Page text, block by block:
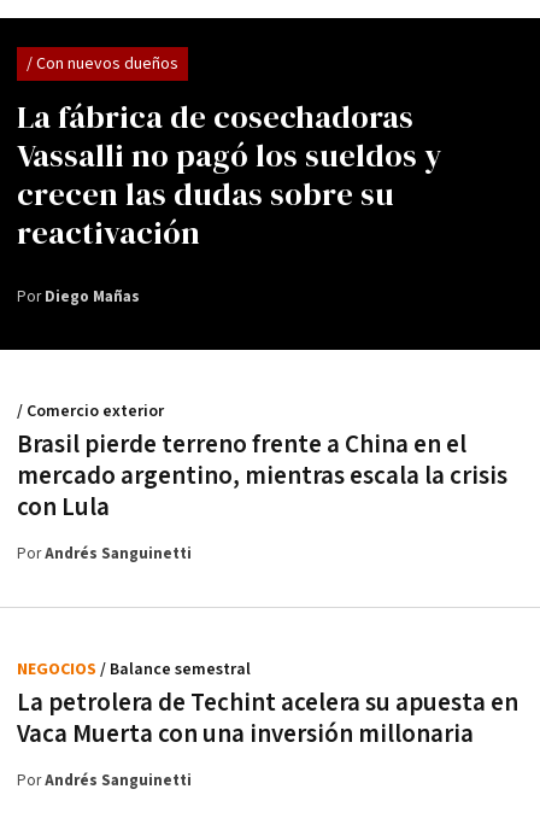
La fábrica de cosechadoras
Vassalli no pagó los sueldos y
crecen las dudas sobre su
reactivación
/ Con nuevos dueños
PorDiego Mañas
Brasil pierde terreno frente a China en el
mercado argentino, mientras escala la crisis
con Lula
/ Comercio exterior
PorAndrés Sanguinetti
La petrolera de Techint acelera su apuesta en
Vaca Muerta con una inversión millonaria
NEGOCIOS / Balance semestral
PorAndrés Sanguinetti